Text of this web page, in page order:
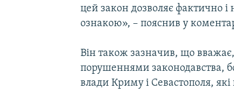
цей закон дозволяє фактично
ознакою», – пояснив у
Він також зазначив, що
порушеннями законодавства,
влади Криму і Севастополя,